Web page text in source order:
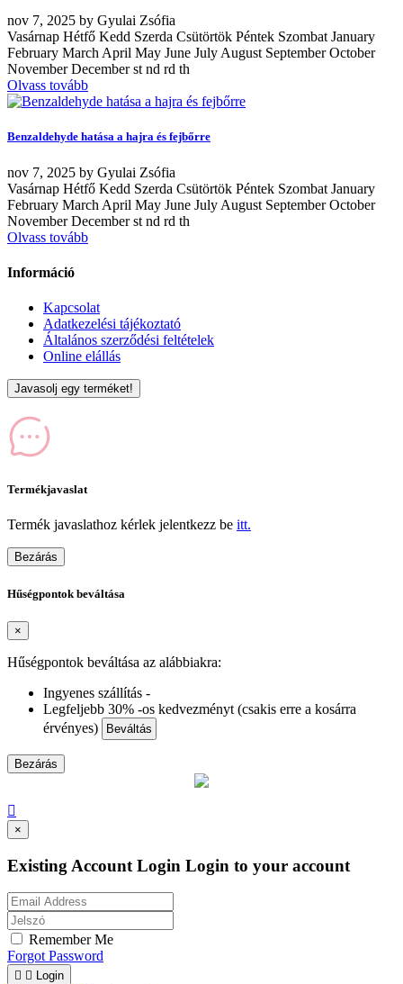
nov 7, 2025 by Gyulai Zsófia
Vasárnap Hétfő Kedd Szerda Csütörtök Péntek Szombat January
February March April May June July August September October
November December st nd rd th
Olvass tovább
Benzaldehyde hatása a hajra és fejbőrre
nov 7, 2025 by Gyulai Zsófia
Vasárnap Hétfő Kedd Szerda Csütörtök Péntek Szombat January
February March April May June July August September October
November December st nd rd th
Olvass tovább
Információ
Kapcsolat
Adatkezelési tájékoztató
Általános szerződési feltételek
Online elállás
Javasolj egy terméket!
Termékjavaslat
Termék javaslathoz kérlek jelentkezz be itt.
Bezárás
Hűségpontok beváltása
×
Hűségpontok beváltása az alábbiakra:
Ingyenes szállítás -
Legfeljebb 30% -os kedvezményt (csakis erre a kosárra
érvényes)
Beváltás
Bezárás

×
Existing Account Login Login to your account
Remember Me
Forgot Password
  Login